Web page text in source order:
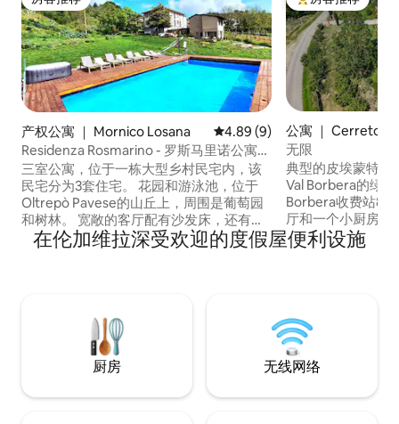
房客推荐
产权公寓 ｜ Mornico Losana 平均评分 4.89 分（满分 5 分）
4.89 (9)
Residenza Rosmarino - 罗斯马里诺公寓酒
店
三室公寓，位于一栋大型乡村民宅内，该
民宅分为3套住宅。 花园和游泳池，位于
Oltrepò Pavese的山丘上，周围是葡萄园
和树林。 宽敞的客厅配有沙发床，还有厨
房、双人卧室、双床卧室和带步入式淋浴
间的卫生间。 配备空调和各种舒适设施。
览，探索该地区的理想去处
热门「房客推荐」
公寓 ｜ Cerreto di
无限
典型的皮埃蒙特风
Val Borbera的绿
Borbera收费站8
厅和一个小厨房、
室、一间带双人床
客厅内安置有一张
在伦加维拉深受欢迎的度假屋便利设施
厨房 无线网络